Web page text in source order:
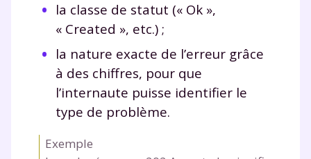
la classe de statut (« Ok »,
« Created », etc.) ;
la nature exacte de l’erreur grâce
à des chiffres, pour que
l’internaute puisse identifier le
type de problème.
Exemple